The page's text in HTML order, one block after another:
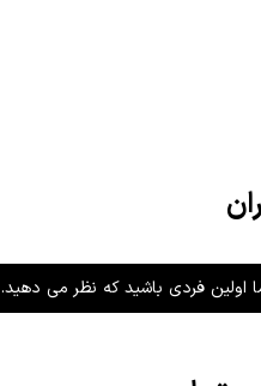
اولین فردی باشید که نظر می دهید.